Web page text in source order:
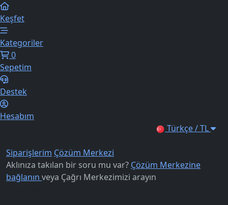
Keşfet
Kategoriler
0
Sepetim
Destek
Hesabım
Türkçe / TL
Siparişlerim Çözüm Merkezi
Aklınıza takılan bir soru mu var? Çözüm Merkezine
bağlanın veya Çağrı Merkezimizi arayın